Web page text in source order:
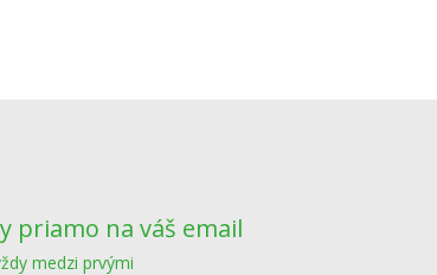
priamo na váš email
medzi prvými